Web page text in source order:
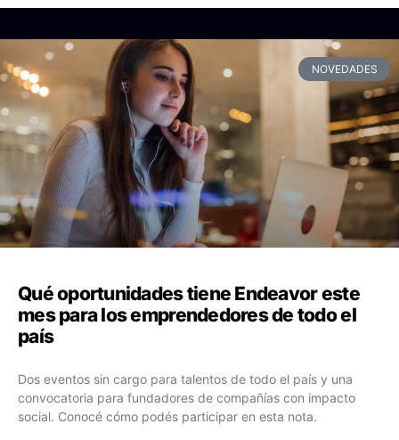
NOVEDADES
Qué oportunidades tiene Endeavor este
mes para los emprendedores de todo el
país
Dos eventos sin cargo para talentos de todo el país y una
convocatoria para fundadores de compañías con impacto
social. Conocé cómo podés participar en esta nota.